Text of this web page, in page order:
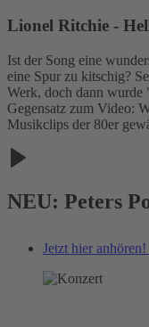
Lionel Ritchie -
Ist der Song eine
eine Spur zu kitschig?
Werk, doch dann
Gegensatz zum Video:
Musikclips der 80er
NEU: Peters
Jetzt hier anhören!